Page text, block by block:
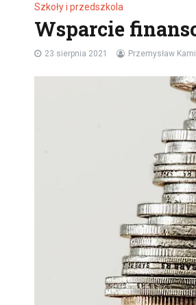
Szkoły i przedszkola
Wsparcie
23 sierpnia 2021 Przemysław